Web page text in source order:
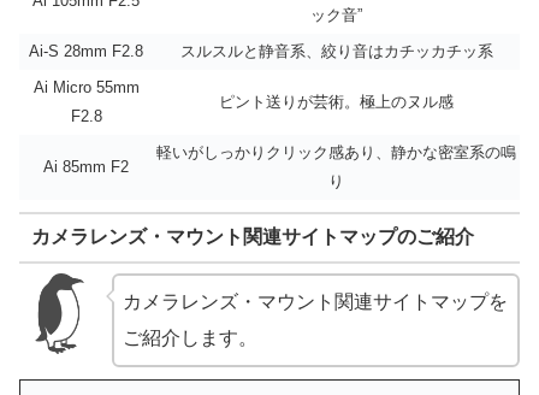
ック音”
Ai-S 28mm F2.8
スルスルと静音系、絞り音はカチッカチッ系
Ai Micro 55mm
F2.8
ピント送りが芸術。極上のヌル感
Ai 85mm F2
軽いがしっかりクリック感あり、静かな密室系の鳴
り
カメラレンズ・マウント関連サイトマップのご紹介
カメラレンズ・マウント関連サイトマップを
ご紹介します。